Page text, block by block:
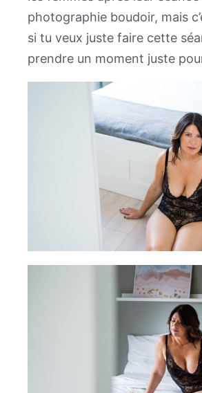
photographie boudoir, mais
si tu veux juste faire cette
prendre un moment juste